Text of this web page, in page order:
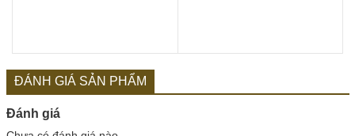
ĐÁNH GIÁ SẢN PHẨM
Đánh giá